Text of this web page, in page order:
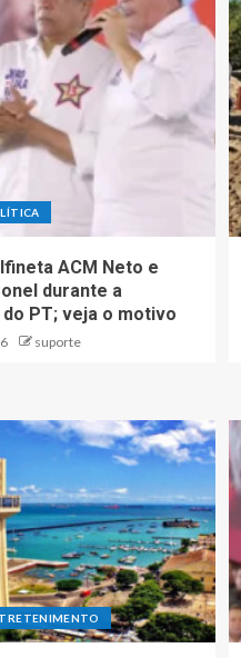
ACM Neto e
durante a
PT; veja o motivo
suporte